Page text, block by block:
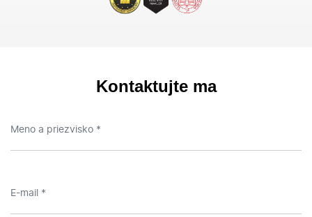
Kontaktujte ma